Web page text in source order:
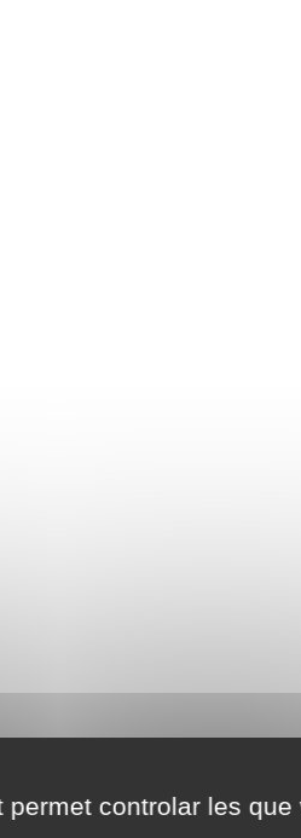
controlar les que